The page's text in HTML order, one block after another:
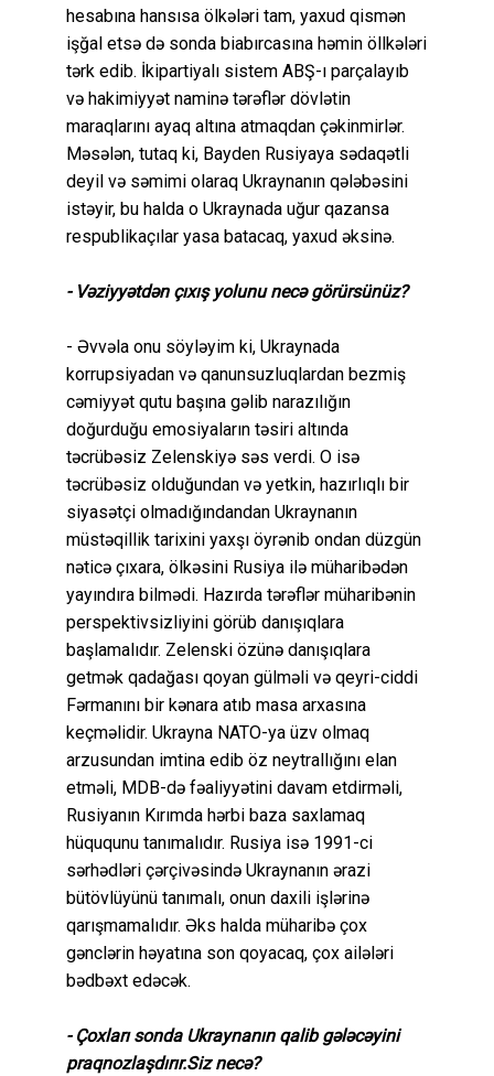
hesabına hansısa ölkələri tam, yaxud qismən
işğal etsə də sonda biabırcasına həmin öllkələri
tərk edib. İkipartiyalı sistem ABŞ-ı parçalayıb
və hakimiyyət naminə tərəflər dövlətin
maraqlarını ayaq altına atmaqdan çəkinmirlər.
Məsələn, tutaq ki, Bayden Rusiyaya sədaqətli
deyil və səmimi olaraq Ukraynanın qələbəsini
istəyir, bu halda o Ukraynada uğur qazansa
respublikaçılar yasa batacaq, yaxud əksinə.
- Vəziyyətdən çıxış yolunu necə görürsünüz?
- Əvvəla onu söyləyim ki, Ukraynada
korrupsiyadan və qanunsuzluqlardan bezmiş
cəmiyyət qutu başına gəlib narazılığın
doğurduğu emosiyaların təsiri altında
təcrübəsiz Zelenskiyə səs verdi. O isə
təcrübəsiz olduğundan və yetkin, hazırlıqlı bir
siyasətçi olmadığındandan Ukraynanın
müstəqillik tarixini yaxşı öyrənib ondan düzgün
nəticə çıxara, ölkəsini Rusiya ilə müharibədən
yayındıra bilmədi. Hazırda tərəflər müharibənin
perspektivsizliyini görüb danışıqlara
başlamalıdır. Zelenski özünə danışıqlara
getmək qadağası qoyan gülməli və qeyri-ciddi
Fərmanını bir kənara atıb masa arxasına
keçməlidir. Ukrayna NATO-ya üzv olmaq
arzusundan imtina edib öz neytrallığını elan
etməli, MDB-də fəaliyyətini davam etdirməli,
Rusiyanın Kırımda hərbi baza saxlamaq
hüququnu tanımalıdır. Rusiya isə 1991-ci
sərhədləri çərçivəsində Ukraynanın ərazi
bütövlüyünü tanımalı, onun daxili işlərinə
qarışmamalıdır. Əks halda müharibə çox
gənclərin həyatına son qoyacaq, çox ailələri
bədbəxt edəcək.
- Çoxları sonda Ukraynanın qalib gələcəyini
praqnozlaşdırır.Siz necə?